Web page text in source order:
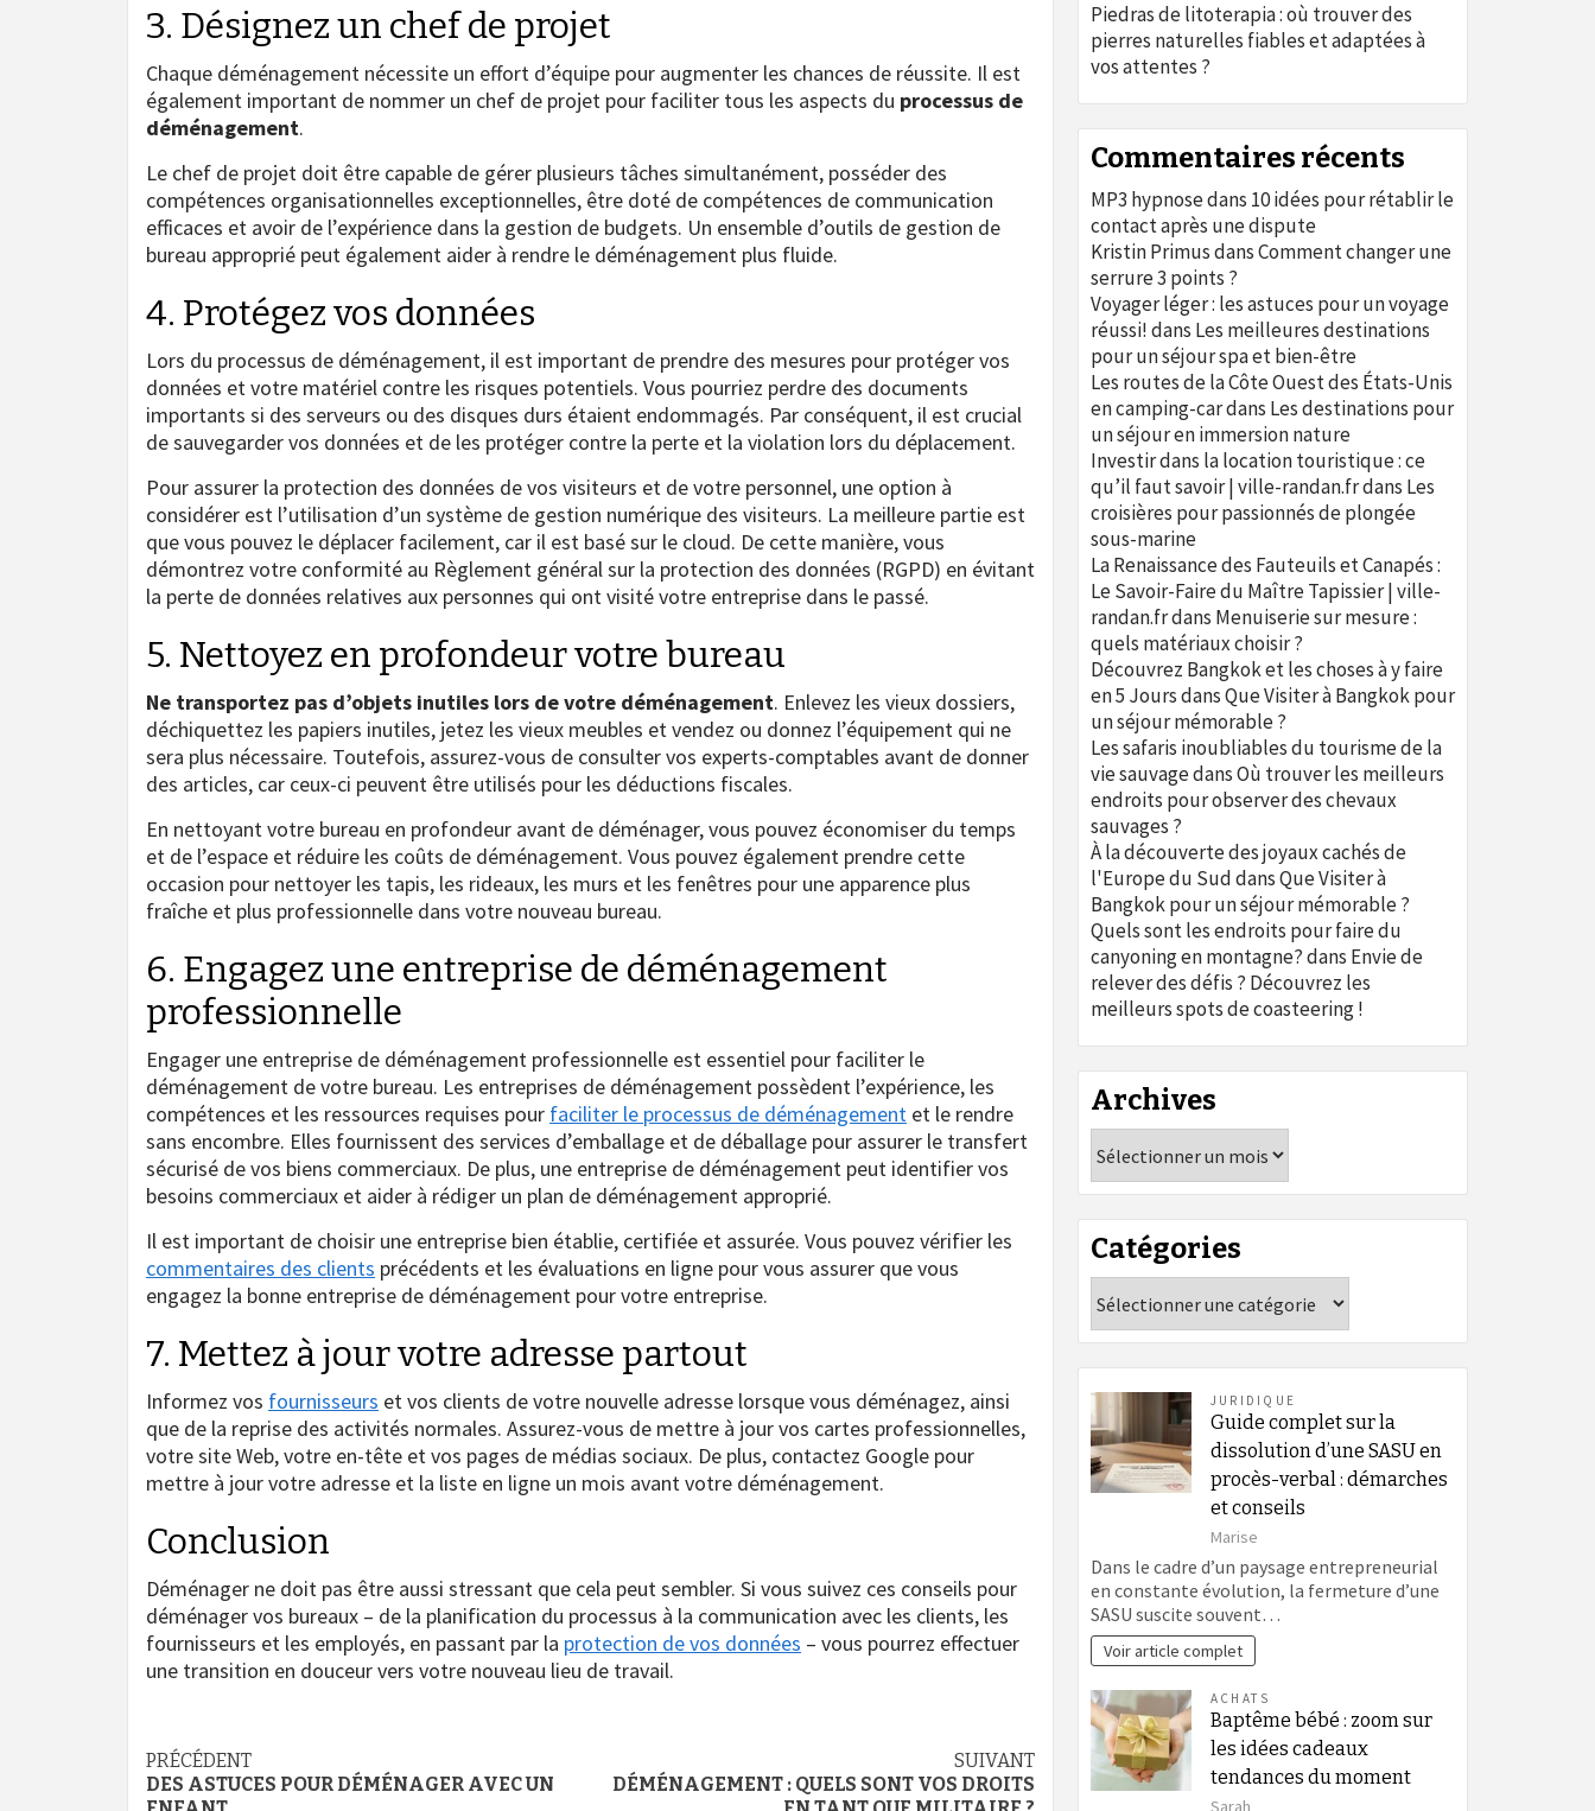
3. Désignez un chef de projet
Chaque déménagement nécessite un effort d’équipe pour augmenter les chances de réussite. Il est
également important de nommer un chef de projet pour faciliter tous les aspects du processus de
déménagement.
Le chef de projet doit être capable de gérer plusieurs tâches simultanément, posséder des
compétences organisationnelles exceptionnelles, être doté de compétences de communication
efficaces et avoir de l’expérience dans la gestion de budgets. Un ensemble d’outils de gestion de
bureau approprié peut également aider à rendre le déménagement plus fluide.
4. Protégez vos données
Lors du processus de déménagement, il est important de prendre des mesures pour protéger vos
données et votre matériel contre les risques potentiels. Vous pourriez perdre des documents
importants si des serveurs ou des disques durs étaient endommagés. Par conséquent, il est crucial
de sauvegarder vos données et de les protéger contre la perte et la violation lors du déplacement.
Pour assurer la protection des données de vos visiteurs et de votre personnel, une option à
considérer est l’utilisation d’un système de gestion numérique des visiteurs. La meilleure partie est
que vous pouvez le déplacer facilement, car il est basé sur le cloud. De cette manière, vous
démontrez votre conformité au Règlement général sur la protection des données (RGPD) en évitant
la perte de données relatives aux personnes qui ont visité votre entreprise dans le passé.
5. Nettoyez en profondeur votre bureau
Ne transportez pas d’objets inutiles lors de votre déménagement. Enlevez les vieux dossiers,
déchiquettez les papiers inutiles, jetez les vieux meubles et vendez ou donnez l’équipement qui ne
sera plus nécessaire. Toutefois, assurez-vous de consulter vos experts-comptables avant de donner
des articles, car ceux-ci peuvent être utilisés pour les déductions fiscales.
En nettoyant votre bureau en profondeur avant de déménager, vous pouvez économiser du temps
et de l’espace et réduire les coûts de déménagement. Vous pouvez également prendre cette
occasion pour nettoyer les tapis, les rideaux, les murs et les fenêtres pour une apparence plus
fraîche et plus professionnelle dans votre nouveau bureau.
6. Engagez une entreprise de déménagement
professionnelle
Engager une entreprise de déménagement professionnelle est essentiel pour faciliter le
déménagement de votre bureau. Les entreprises de déménagement possèdent l’expérience, les
compétences et les ressources requises pour faciliter le processus de déménagement et le rendre
sans encombre. Elles fournissent des services d’emballage et de déballage pour assurer le transfert
sécurisé de vos biens commerciaux. De plus, une entreprise de déménagement peut identifier vos
besoins commerciaux et aider à rédiger un plan de déménagement approprié.
Il est important de choisir une entreprise bien établie, certifiée et assurée. Vous pouvez vérifier les
commentaires des clients précédents et les évaluations en ligne pour vous assurer que vous
engagez la bonne entreprise de déménagement pour votre entreprise.
7. Mettez à jour votre adresse partout
Informez vos fournisseurs et vos clients de votre nouvelle adresse lorsque vous déménagez, ainsi
que de la reprise des activités normales. Assurez-vous de mettre à jour vos cartes professionnelles,
votre site Web, votre en-tête et vos pages de médias sociaux. De plus, contactez Google pour
mettre à jour votre adresse et la liste en ligne un mois avant votre déménagement.
Conclusion
Déménager ne doit pas être aussi stressant que cela peut sembler. Si vous suivez ces conseils pour
déménager vos bureaux – de la planification du processus à la communication avec les clients, les
fournisseurs et les employés, en passant par la protection de vos données – vous pourrez effectuer
une transition en douceur vers votre nouveau lieu de travail.
Navigation
PRÉCÉDENT
DES ASTUCES POUR DÉMÉNAGER AVEC UN
SUIVANT
DÉMÉNAGEMENT : QUELS SONT VOS DROITS
Piedras de litoterapia : où trouver des
pierres naturelles fiables et adaptées à
vos attentes ?
Commentaires récents
MP3 hypnosedans 10 idées pour rétablir le
contact après une dispute
Kristin PrimusdansComment changer une
serrure 3 points ?
Voyager léger : les astuces pour un voyage
réussi!dans Les meilleures destinations
pour un séjour spa et bien-être
Les routes de la Côte Ouest des États-Unis
en camping-cardans Les destinations pour
un séjour en immersion nature
Investir dans la location touristique : ce
qu’il faut savoir | ville-randan.frdans Les
croisières pour passionnés de plongée
sous-marine
La Renaissance des Fauteuils et Canapés :
Le Savoir-Faire du Maître Tapissier | ville-
randan.frdans Menuiserie sur mesure :
quels matériaux choisir ?
Découvrez Bangkok et les choses à y faire
en 5 JoursdansQue Visiter à Bangkok pour
un séjour mémorable ?
Les safaris inoubliables du tourisme de la
vie sauvagedansOù trouver les meilleurs
endroits pour observer des chevaux
sauvages ?
À la découverte des joyaux cachés de
l'Europe du SuddansQue Visiter à
Bangkok pour un séjour mémorable ?
Quels sont les endroits pour faire du
canyoning en montagne?dans Envie de
relever des défis ? Découvrez les
meilleurs spots de coasteering !
Archives
Catégories
JURIDIQUE
Guide complet sur la
dissolution d’une SASU en
procès-verbal : démarches
et conseils
Marise
Dans le cadre d’un paysage entrepreneurial
en constante évolution, la fermeture d’une
SASU suscite souvent…
Voir article complet
ACHATS
Baptême bébé : zoom sur
les idées cadeaux
tendances du moment
Sarah